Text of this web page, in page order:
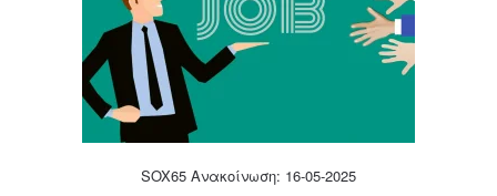
SOX65 Ανακοίνωση: 16-05-2025